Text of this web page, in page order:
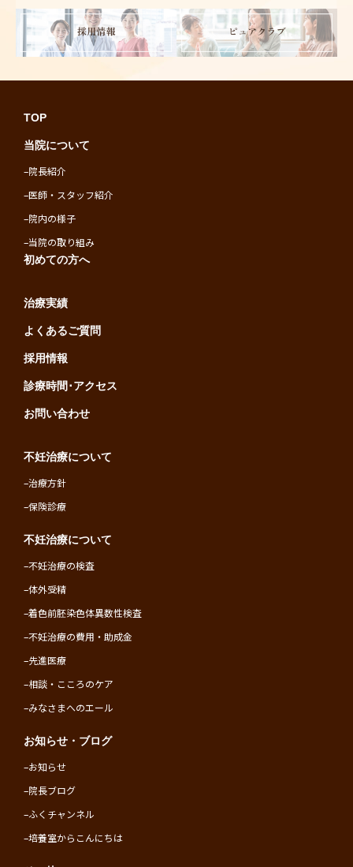
TOP
当院について
–院長紹介
–医師・スタッフ紹介
–院内の様子
–当院の取り組み
初めての方へ
治療実績
よくあるご質問
採用情報
診療時間･アクセス
お問い合わせ
不妊治療について
–治療方針
–保険診療
不妊治療について
–不妊治療の検査
–体外受精
–着色前胚染色体異数性検査
–不妊治療の費用・助成金
–先進医療
–相談・こころのケア
–みなさまへのエール
お知らせ・ブログ
–お知らせ
–院長ブログ
–ふくチャンネル
–培養室からこんにちは